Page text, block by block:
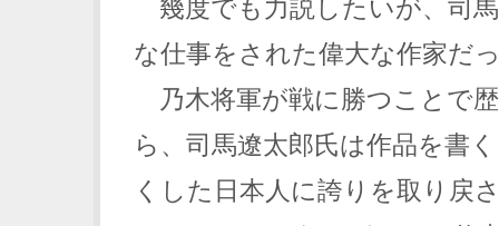
幾度でも力説したいが、司
な仕事をされた偉大な作家だ
乃木将軍が戦に勝つことで
ら、司馬遼太郎氏は作品を書
くした日本人に誇りを取り戻